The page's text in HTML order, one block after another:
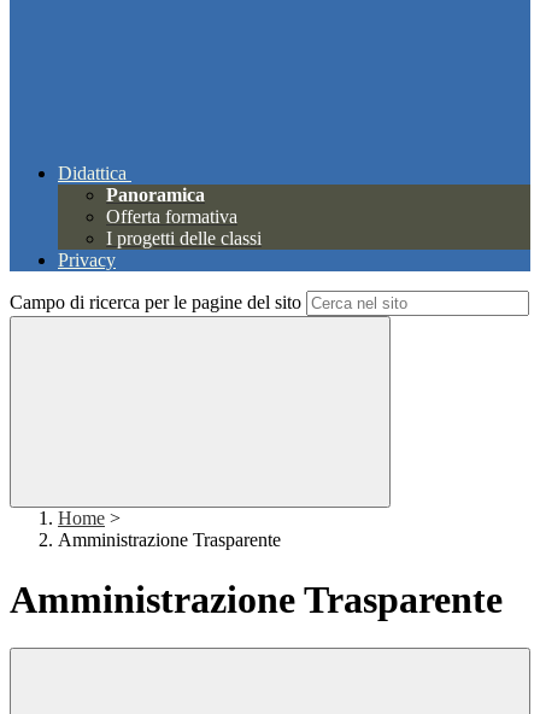
Didattica
Panoramica
Offerta formativa
I progetti delle classi
Privacy
Campo di ricerca per le pagine del sito
Home >
Amministrazione Trasparente
Amministrazione Trasparente